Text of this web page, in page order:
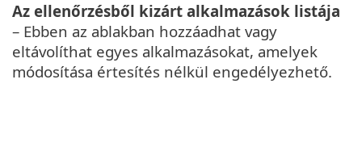
Az ellenőrzésből kizárt alkalmazások listája
– Ebben az ablakban hozzáadhat vagy
eltávolíthat egyes alkalmazásokat, amelyek
módosítása értesítés nélkül engedélyezhető.